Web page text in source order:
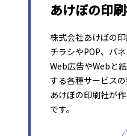
あけぼの印
株式会社あけぼの印
チラシやPOP、パ
Web広告やWebと
する各種サービス
あけぼの印刷社が
です。